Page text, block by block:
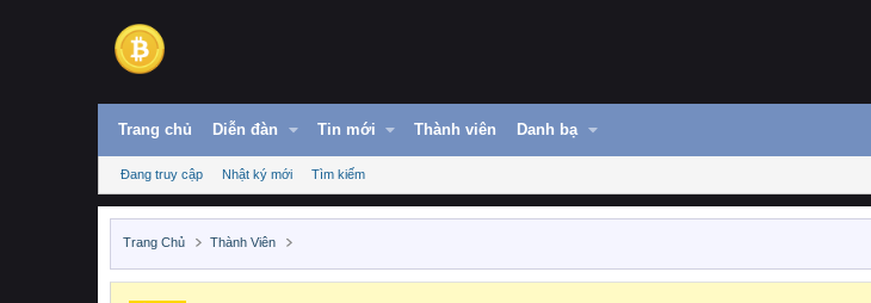
Trang chủ Diễn đàn Tin mới Thành viên Danh bạ
Đang truy cập Nhật ký mới Tìm kiếm
Trang Chủ Thành Viên